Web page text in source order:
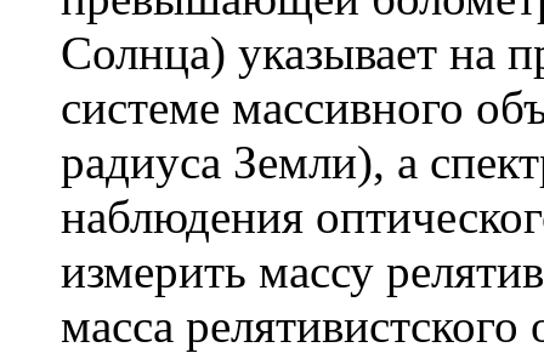
Солнца) указывает на
системе массивного
радиуса Земли), а
наблюдения
измерить массу
масса